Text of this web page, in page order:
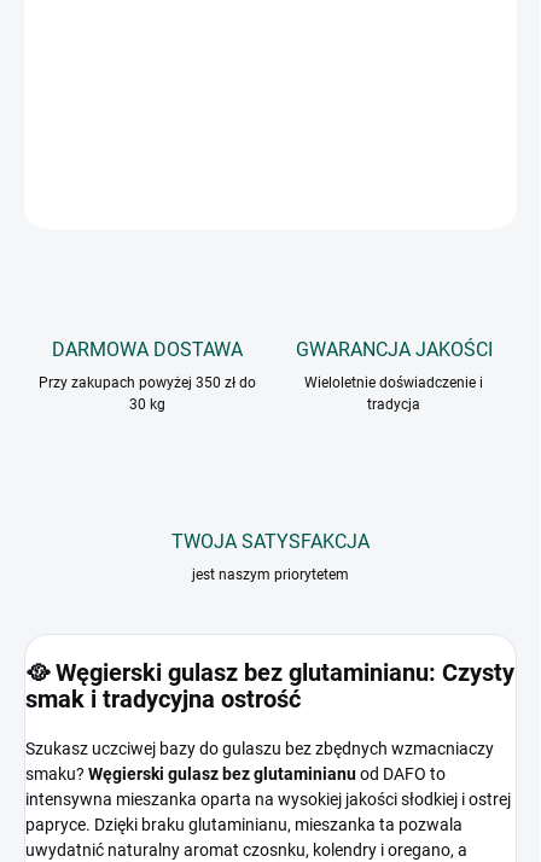
DARMOWA DOSTAWA
Przy zakupach powyżej 350 zł do
30 kg
GWARANCJA JAKOŚCI
Wieloletnie doświadczenie i
tradycja
TWOJA SATYSFAKCJA
jest naszym priorytetem
🥘 Węgierski gulasz bez glutaminianu: Czysty
smak i tradycyjna ostrość
Szukasz uczciwej bazy do gulaszu bez zbędnych wzmacniaczy
smaku? Węgierski gulasz bez glutaminianuod DAFO to
intensywna mieszanka oparta na wysokiej jakości słodkiej i ostrej
papryce. Dzięki braku glutaminianu, mieszanka ta pozwala
uwydatnić naturalny aromat czosnku, kolendry i oregano, a